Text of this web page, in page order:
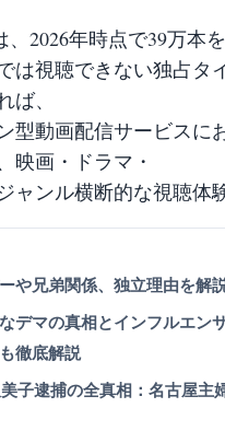
2026年時点で39万本
は視聴できない独占タ
ば、
型動画配信サービスに
映画・ドラマ・
ャンル横断的な視聴体
や兄弟関係、独立理由を解
デマの真相とインフルエン
徹底解説
美子逮捕の全真相：名古屋